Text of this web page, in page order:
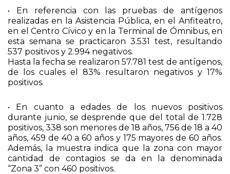
• En referencia con las pruebas de antígenos
realizadas en la Asistencia Pública, en el Anfiteatro,
en el Centro Cívico y en la Terminal de Ómnibus, en
esta semana se practicaron 3.531 test, resultando
537 positivos y 2.994 negativos.
Hasta la fecha se realizaron 57.781 test de antígenos,
de los cuales el 83% resultaron negativos y 17%
positivos.
• En cuanto a edades de los nuevos positivos
durante junio, se desprende que del total de 1.728
positivos, 338 son menores de 18 años, 756 de 18 a 40
años, 459 de 40 a 60 años y 175 mayores de 60 años.
Además, la muestra indica que la zona con mayor
cantidad de contagios se da en la denominada
“Zona 3” con 460 positivos.